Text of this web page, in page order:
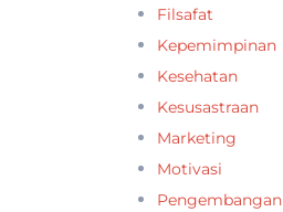
Filsafat
Kepemimpinan
Kesehatan
Kesusastraan
Marketing
Motivasi
Pengembangan